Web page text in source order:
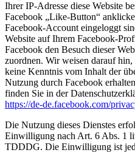
Ihrer IP-Adresse diese Website
Facebook „Like-Button“
Facebook-Account eingeloggt
Website auf Ihrem Facebook-
Facebook den Besuch dieser
zuordnen. Wir weisen darauf
keine Kenntnis vom Inhalt der
Nutzung durch Facebook
finden Sie in der
https://de-de.facebook.com/
Die Nutzung dieses Dienstes
Einwilligung nach Art. 6 Abs. 1
TDDDG. Die Einwilligung ist